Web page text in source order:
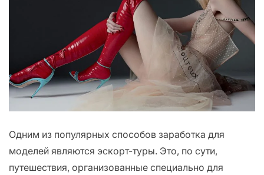
Одним из популярных способов заработка для
моделей являются эскорт-туры. Это, по сути,
путешествия, организованные специально для